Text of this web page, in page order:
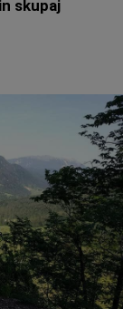
skupaj